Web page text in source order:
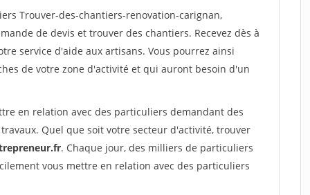
Trouver-des-chantiers-renovation-carignan,
de devis et trouver des chantiers. Recevez dès à
service d'aide aux artisans. Vous pourrez ainsi
de votre zone d'activité et qui auront besoin d'un
en relation avec des particuliers demandant des
Quel que soit votre secteur d'activité, trouver
. Chaque jour, des milliers de particuliers
vous mettre en relation avec des particuliers